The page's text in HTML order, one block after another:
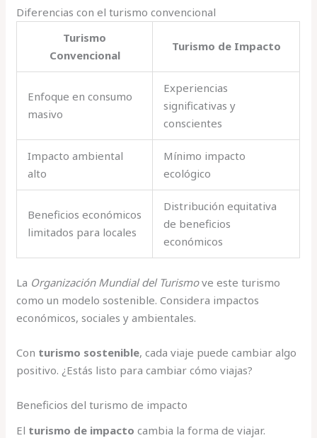
Diferencias con el turismo convencional
Turismo
Convencional
Turismo de Impacto
Enfoque en consumo
masivo
Experiencias
significativas y
conscientes
Impacto ambiental
alto
Mínimo impacto
ecológico
Beneficios económicos
limitados para locales
Distribución equitativa
de beneficios
económicos
La Organización Mundial del Turismove este turismo
como un modelo sostenible. Considera impactos
económicos, sociales y ambientales.
Con turismo sostenible, cada viaje puede cambiar algo
positivo. ¿Estás listo para cambiar cómo viajas?
Beneficios del turismo de impacto
El turismo de impacto cambia la forma de viajar.